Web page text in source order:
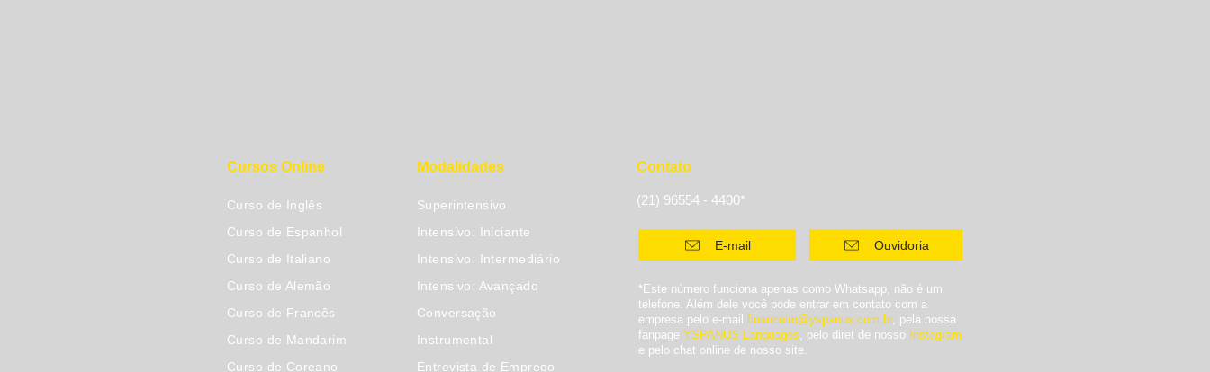
Cursos Online
Curso de Inglês
Curso de Espanhol
Curso de Italiano
Curso de Alemão
Curso de Francês
Curso de Mandarim
Curso de Coreano
Modalidades
Superintensivo
Intensivo: Iniciante
Intensivo: Intermediário
Intensivo: Avançado
Conversação
Instrumental
Entrevista de Emprego
Contato
(21) 96554 - 4400*
E-mail Ouvidoria
*Este número funciona apenas como Whatsapp, não é um
telefone. Além dele você pode entrar em contato com a
empresa pelo e-mail financeiro@yspanus.com.br, pela nossa
fanpage YSPANUS Languages, pelo diret de nosso Instagram
e pelo chat online de nosso site.